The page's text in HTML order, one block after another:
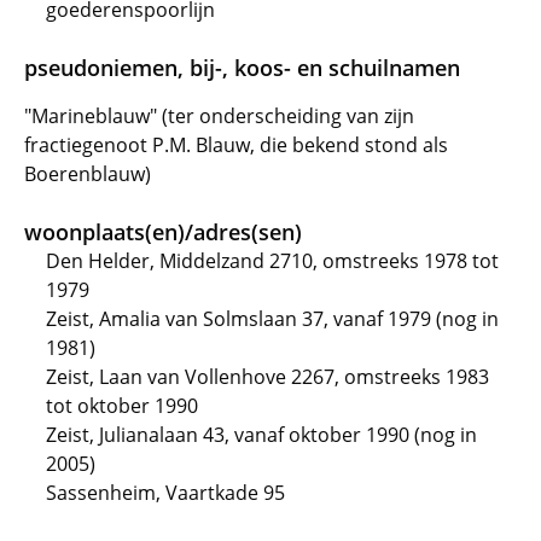
goederenspoorlijn
pseudoniemen, bij-, koos- en schuilnamen
"Marineblauw" (ter onderscheiding van zijn
fractiegenoot P.M. Blauw, die bekend stond als
Boerenblauw)
woonplaats(en)/adres(sen)
Den Helder, Middelzand 2710, omstreeks 1978 tot
1979
Zeist, Amalia van Solmslaan 37, vanaf 1979 (nog in
1981)
Zeist, Laan van Vollenhove 2267, omstreeks 1983
tot oktober 1990
Zeist, Julianalaan 43, vanaf oktober 1990 (nog in
2005)
Sassenheim, Vaartkade 95